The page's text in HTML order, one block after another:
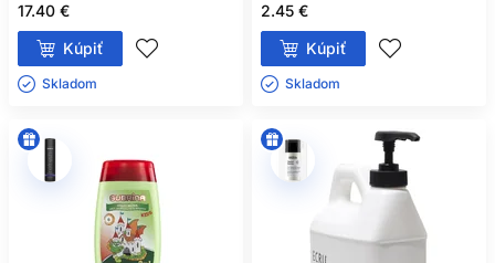
17.40 €
Kúpiť
Skladom ㅤ
2.45 €
Kúpiť
Skladom ㅤ